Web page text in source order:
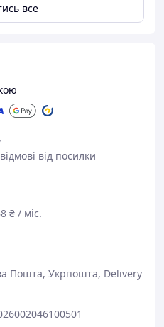
все
від посилки
₴ / міс.
Пошта, Укрпошта, Delivery